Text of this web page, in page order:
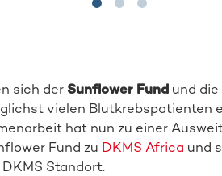
sich der Sunflower Fundund die
vielen Blutkrebspatienten
hat nun zu einer
Fund zu DKMS Africa und
Standort.